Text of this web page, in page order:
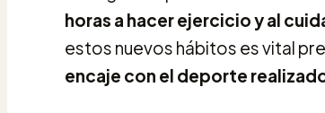
horas a hacer ejercicio y al
estos nuevos hábitos es vital
encaje con el deporte